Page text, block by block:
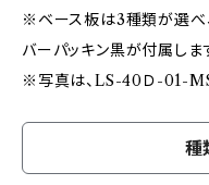
※ベース板は3種類が選べ
バーパッキン黒が付属しま
※写真は、LS-40Ｄ-01-MS
種